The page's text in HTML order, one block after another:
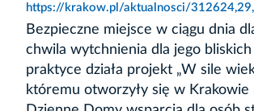
https://krakow.pl/aktualnosci/
Bezpieczne miejsce w ciągu dnia
chwila wytchnienia dla jego
praktyce działa projekt „W sile
któremu otworzyły się w Krakowie